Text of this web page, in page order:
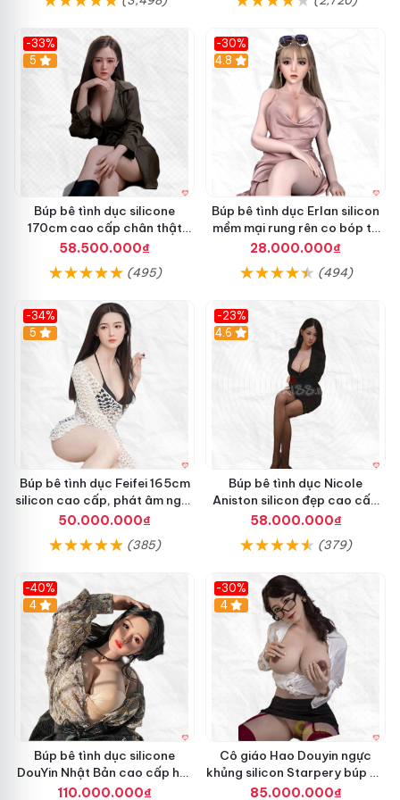
p
B
h
D
Y
-33%
5
Búp bê tình dục silicone
170cm cao cấp chân thật
mềm mại hấp dẫn
58.500.000₫
(495)
-30%
4.8
Búp bê tình dục Erlan silicon
mềm mại rung rên co bóp tự
động
28.000.000₫
(494)
-34%
5
Búp bê tình dục Feifei 165cm
silicon cao cấp, phát âm ngọt
ngào, chân thực
50.000.000₫
(385)
-23%
4.6
Búp bê tình dục Nicole
Aniston silicon đẹp cao cấp
giá tốt
58.000.000₫
(379)
-40%
4
Búp bê tình dục silicone
DouYin Nhật Bản cao cấp hút
khách
110.000.000₫
-30%
4
Cô giáo Hao Douyin ngực
khủng silicon Starpery búp bê
tình dục cao cấp 172cm
85.000.000₫